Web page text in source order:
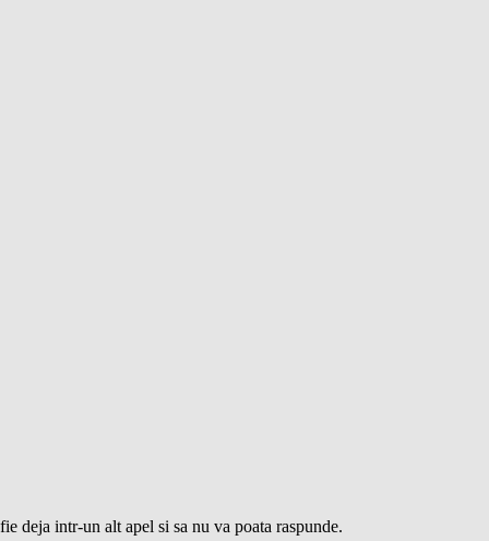
deja intr-un alt apel si sa nu va poata raspunde.